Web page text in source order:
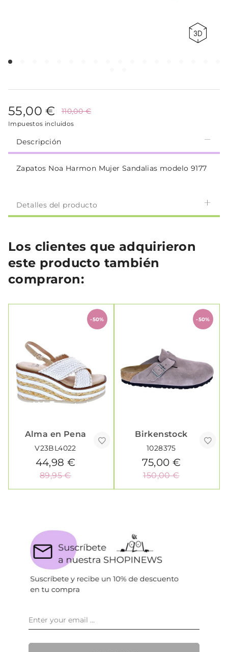
55,00 € 110,00 €
Impuestos incluidos
Descripción
Zapatos Noa Harmon Mujer Sandalias modelo 9177
Detalles del producto
Los clientes que adquirieron
este producto también
compraron:
-50%
Alma en Pena
V23BL4022
44,98 €
89,95 €
-50%
Birkenstock
1028375
75,00 €
150,00 €